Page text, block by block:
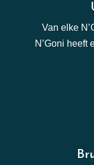
Van elke
N’Goni heeft